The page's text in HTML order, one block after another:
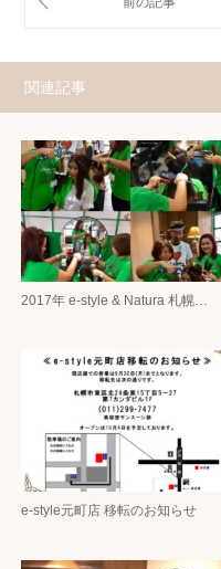
関連記事
2017年 e-style & Natura 札幌…
e-style元町店 移転のお知らせ